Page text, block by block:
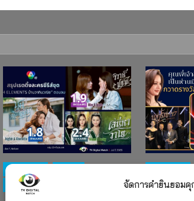
จัดการคำยินยอมคุ
ละคร-ซีรีส์
รางวัล